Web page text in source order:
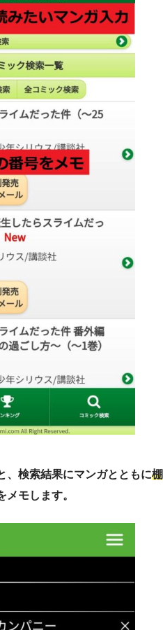
検索結果にマンガとともに棚
メモします。